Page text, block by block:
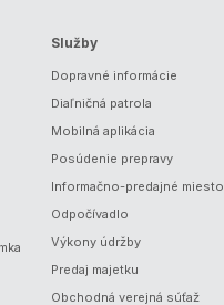
Služby
Dopravné informácie
Diaľničná patrola
Mobilná aplikácia
Posúdenie prepravy
Informačno-predajné miesto
Odpočívadlo
Výkony údržby
Predaj majetku
Obchodná verejná súťaž